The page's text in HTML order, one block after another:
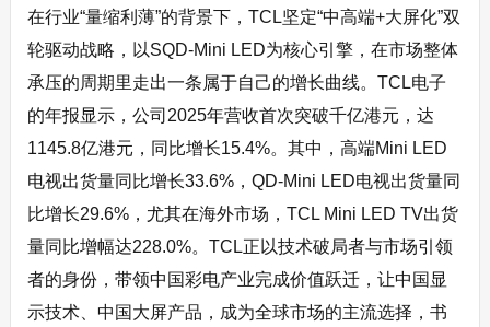
在行业“量缩利薄”的背景下，TCL坚定“中高端+大屏化”双
轮驱动战略，以SQD-Mini LED为核心引擎，在市场整体
承压的周期里走出一条属于自己的增长曲线。TCL电子
的年报显示，公司2025年营收首次突破千亿港元，达
1145.8亿港元，同比增长15.4%。其中，高端Mini LED
电视出货量同比增长33.6%，QD-Mini LED电视出货量同
比增长29.6%，尤其在海外市场，TCL Mini LED TV出货
量同比增幅达228.0%。TCL正以技术破局者与市场引领
者的身份，带领中国彩电产业完成价值跃迁，让中国显
示技术、中国大屏产品，成为全球市场的主流选择，书